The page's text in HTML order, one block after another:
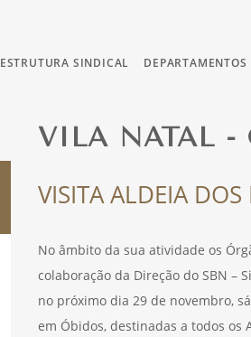
ESTRUTURA SINDICAL DEPARTAMENTOS
VILA NATAL -
VISITA ALDEIA
No âmbito da sua atividade os
colaboração da Direção do SBN –
no próximo dia 29 de novembro,
em Óbidos, destinadas a todos os